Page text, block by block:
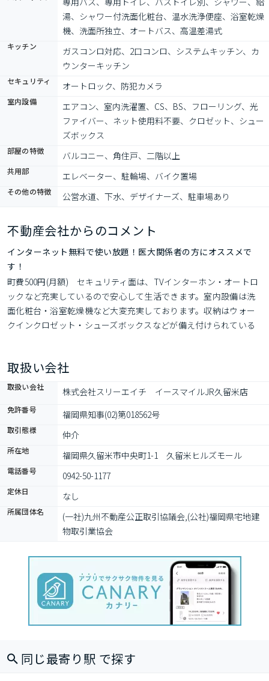
湯、シャワー付洗面化粧台、温水洗浄便座、浴室乾燥
機、洗面所独立、オートバス、高温差湯式
キッチン
ガスコンロ対応、2口コンロ、システムキッチン、カ
ウンターキッチン
セキュリティ オートロック、防犯カメラ
室内設備
エアコン、室内洗濯置、CS、BS、フローリング、光
ファイバー、ネット使用料不要、クロゼット、シュー
ズボックス
部屋の特徴 バルコニー、角住戸、二階以上
共用部 エレベーター、駐輪場、バイク置場
その他の特徴 公営水道、下水、デザイナーズ、駐車場あり
不動産会社からのコメント
インターネット無料で使い放題！医大関係者の方にオススメで
す！
町費500円(月額)　セキュリティ面は、TVインターホン・オートロ
ックなど充実しているので安心して生活できます。室内設備は洗
面化粧台・浴室乾燥機など大変充実しております。収納はウォー
クインクロゼット・シューズボックスなどが備え付けられている
実しています。BS・CSに加入することができます。
取扱い会社
取扱い会社 株式会社スリーエイチ　イースマイルJR久留米店
免許番号 福岡県知事(02)第018562号
取引態様 仲介
所在地 福岡県久留米市中央町1-1　久留米ヒルズモール
電話番号 0942-50-1177
定休日 なし
所属団体名
(一社)九州不動産公正取引協議会,(公社)福岡県宅地建
物取引業協会
同じ最寄り駅 で探す